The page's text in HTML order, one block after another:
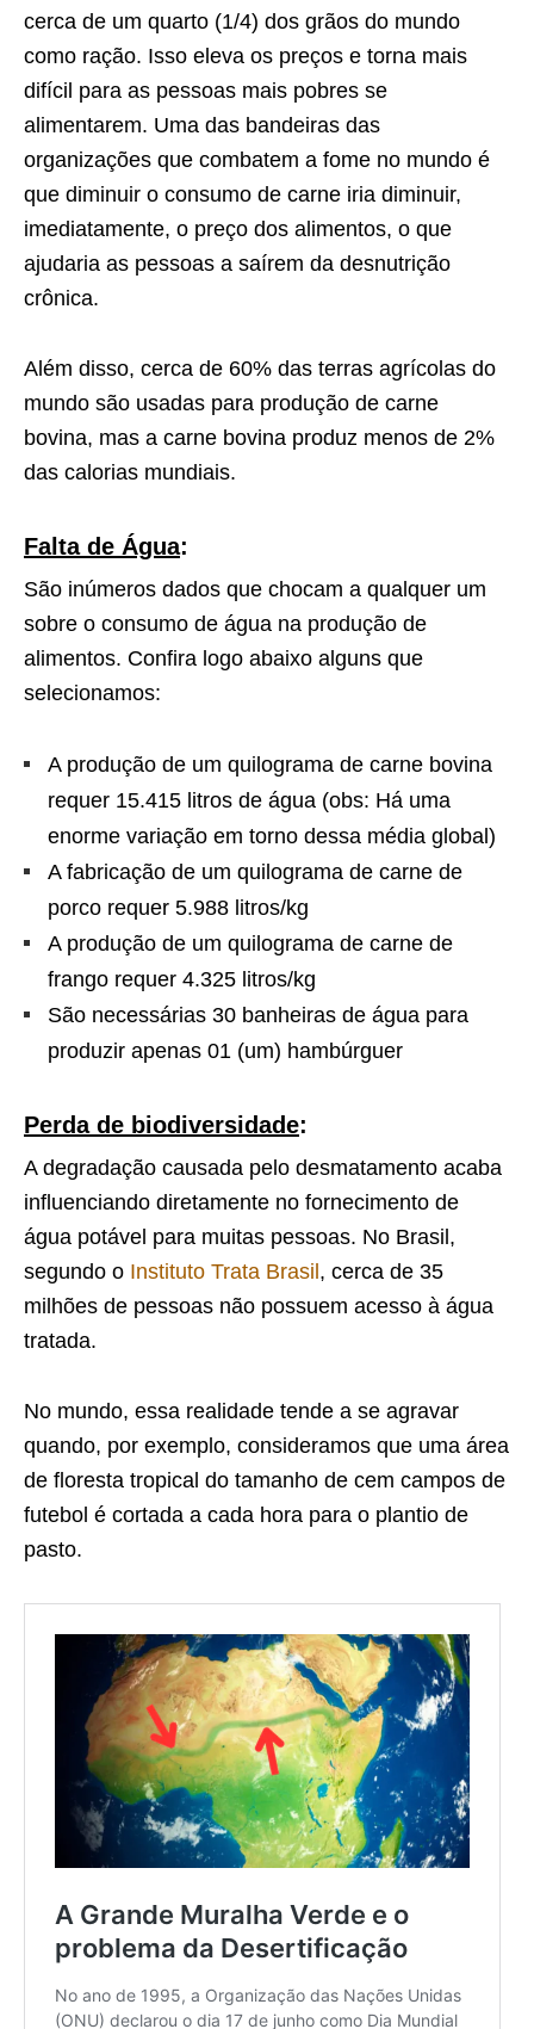
cerca de um quarto (1/4) dos grãos do mundo
como ração. Isso eleva os preços e torna mais
difícil para as pessoas mais pobres se
alimentarem. Uma das bandeiras das
organizações que combatem a fome no mundo é
que diminuir o consumo de carne iria diminuir,
imediatamente, o preço dos alimentos, o que
ajudaria as pessoas a saírem da desnutrição
crônica.
Além disso, cerca de 60% das terras agrícolas do
mundo são usadas para produção de carne
bovina, mas a carne bovina produz menos de 2%
das calorias mundiais.
Falta de Água:
São inúmeros dados que chocam a qualquer um
sobre o consumo de água na produção de
alimentos. Confira logo abaixo alguns que
selecionamos:
A produção de um quilograma de carne bovina
requer 15.415 litros de água (obs: Há uma
enorme variação em torno dessa média global)
A fabricação de um quilograma de carne de
porco requer 5.988 litros/kg
A produção de um quilograma de carne de
frango requer 4.325 litros/kg
São necessárias 30 banheiras de água para
produzir apenas 01 (um) hambúrguer
Perda de biodiversidade:
A degradação causada pelo desmatamento acaba
influenciando diretamente no fornecimento de
água potável para muitas pessoas. No Brasil,
segundo o Instituto Trata Brasil, cerca de 35
milhões de pessoas não possuem acesso à água
tratada.
No mundo, essa realidade tende a se agravar
quando, por exemplo, consideramos que uma área
de floresta tropical do tamanho de cem campos de
futebol é cortada a cada hora para o plantio de
pasto.